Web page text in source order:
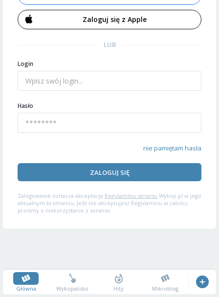
Zaloguj się z Apple
LUB
Login
Hasło
nie pamiętam hasła
ZALOGUJ SIĘ
Zalogowanie oznacza akceptację Regulaminu serwisu Wykop.pl w jego
aktualnym brzmieniu. Jeśli nie akceptujesz Regulaminu w całości,
prosimy o niekorzystanie z serwisu.
Główna Wykopalisko Hity Mikroblog